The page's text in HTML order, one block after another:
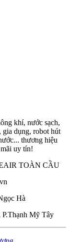
khí, nước sạch,
gia dụng, robot hút
thương hiệu
uy tín!
TOÀN CẦU
Hà
Mỹ Tây